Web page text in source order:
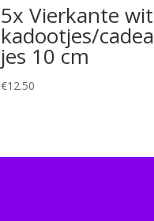
5x Vierkante
kadootjes/
jes 10 cm
€12.50